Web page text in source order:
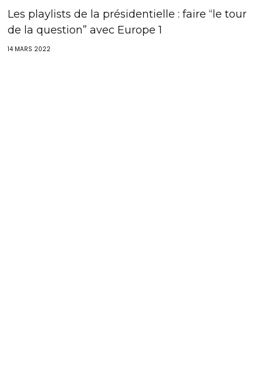
Les playlists de la présidentielle : faire “le tour
de la question” avec Europe 1
14 MARS 2022